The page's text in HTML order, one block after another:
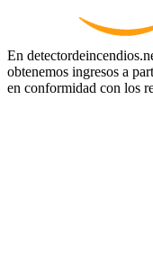
En
obtenemos ingresos a
en conformidad con los